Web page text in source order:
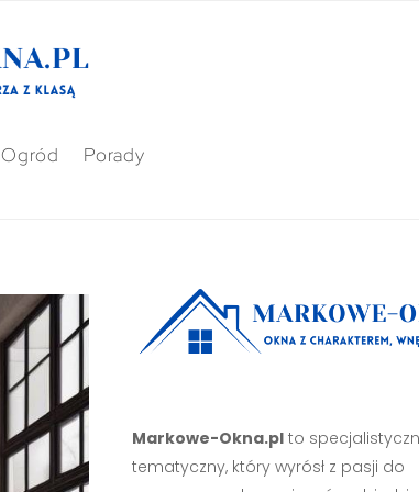
Ogród Porady
Markowe-Okna.plto
tematyczny, który wyrósł z pasji do